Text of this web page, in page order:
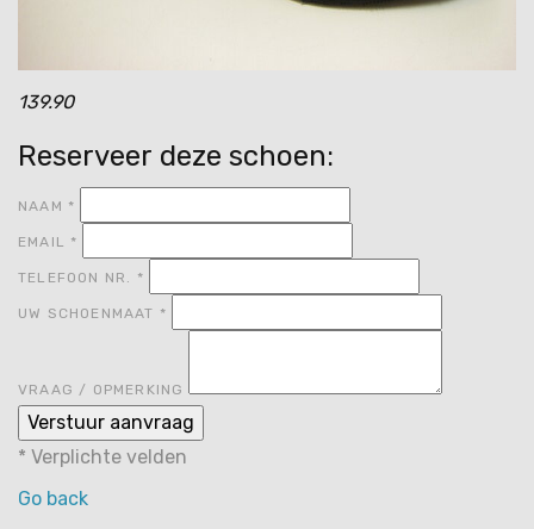
139.90
Reserveer deze schoen:
NAAM *
EMAIL *
TELEFOON NR. *
UW SCHOENMAAT *
VRAAG / OPMERKING
* Verplichte velden
Go back